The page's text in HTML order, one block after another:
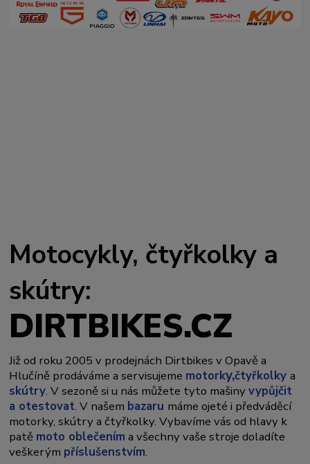
Motocykly, čtyřkolky a
skútry:
DIRTBIKES.CZ
Již od roku 2005 v prodejnách Dirtbikes v Opavě a
Hlučíně prodáváme a servisujeme motorky,čtyřkolkya
skútry. V sezoně si u nás můžete tyto mašinyvypůjčit
a otestovat. V našem bazaru máme ojeté i předváděcí
motorky, skútry a čtyřkolky. Vybavíme vás od hlavy k
patě moto oblečením a všechny vaše stroje doladíte
veškerým příslušenstvím.